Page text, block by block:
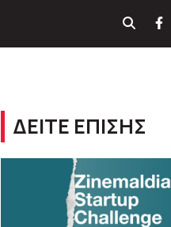
ΔΕΙΤΕ ΕΠΙΣΗΣ